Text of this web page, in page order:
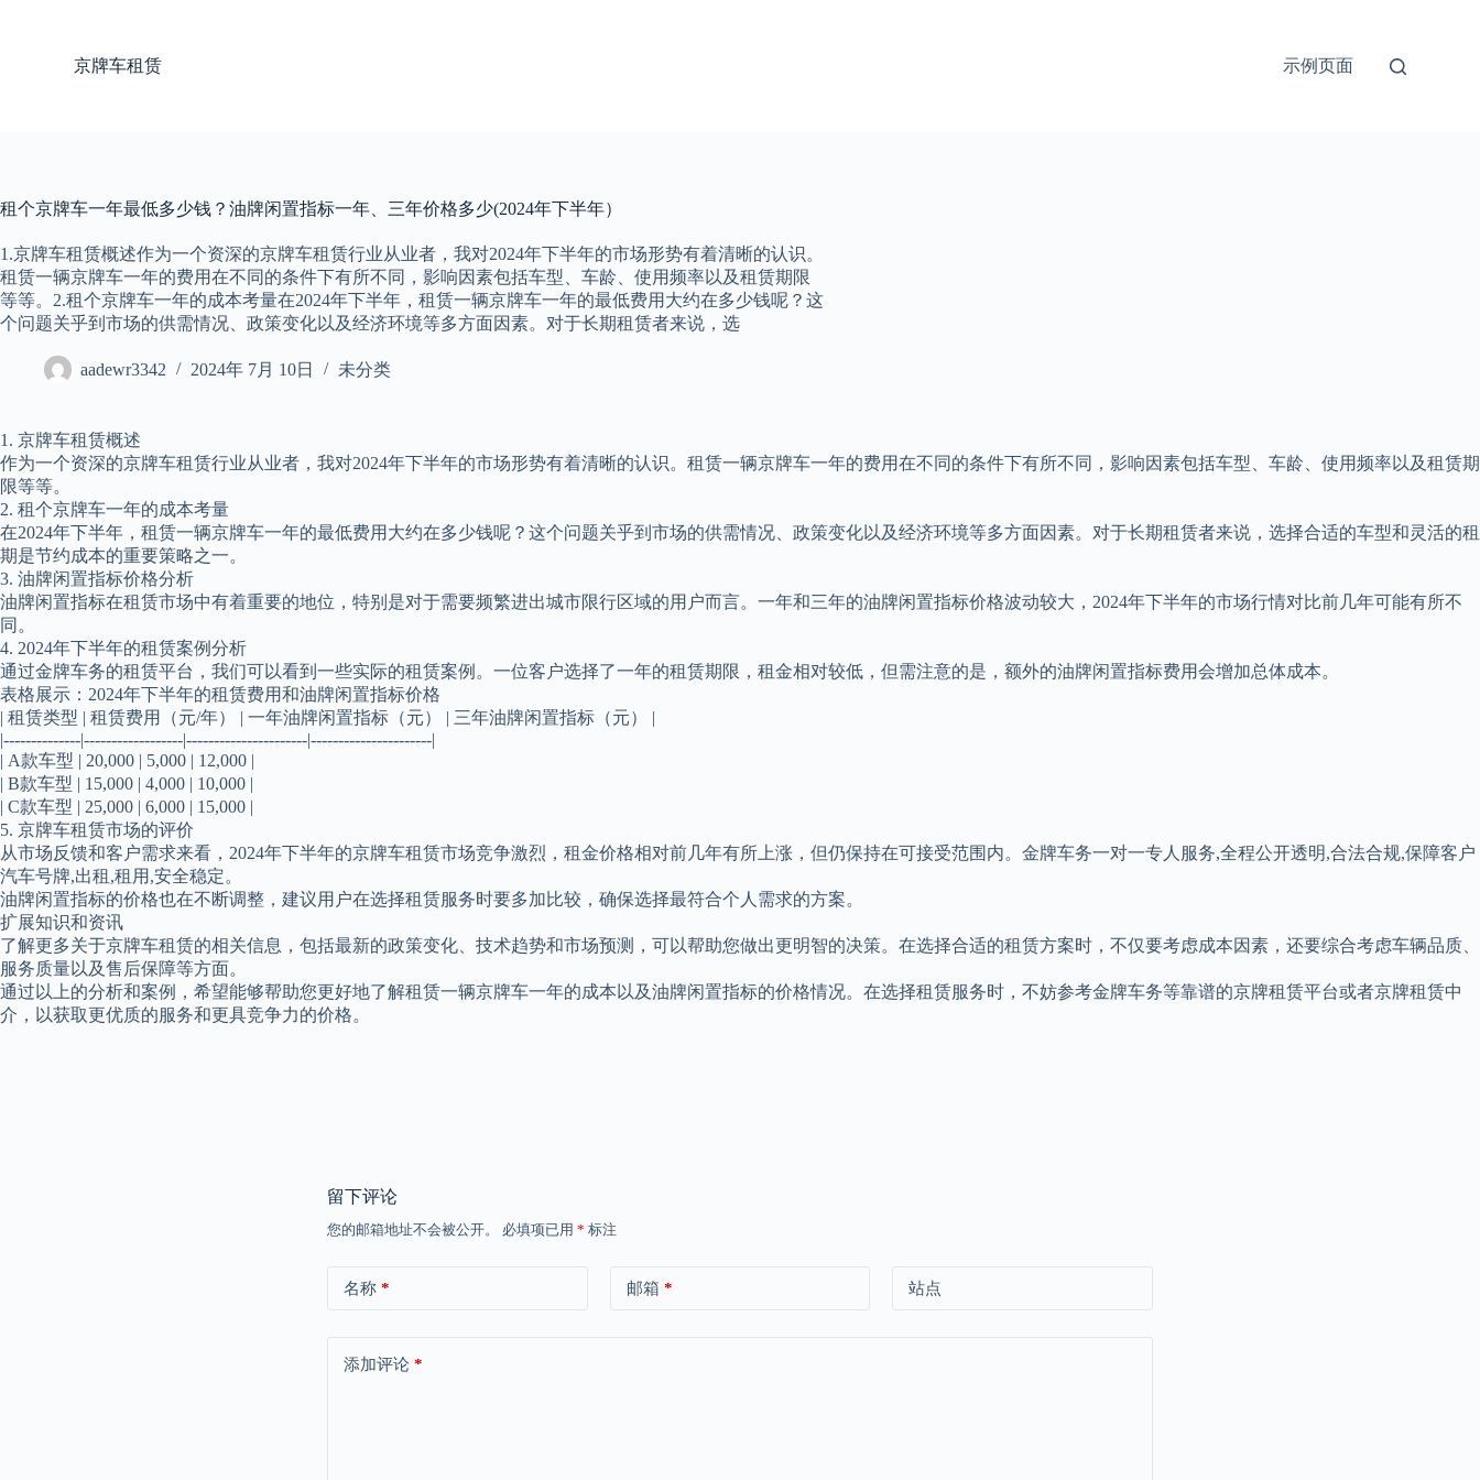
京牌车租赁 示例页面
租个京牌车一年最低多少钱？油牌闲置指标一年、三年价格多少(2024年下半年）
1.京牌车租赁概述作为一个资深的京牌车租赁行业从业者，我对2024年下半年的市场形势有着清晰的认识。
租赁一辆京牌车一年的费用在不同的条件下有所不同，影响因素包括车型、车龄、使用频率以及租赁期限
等等。2.租个京牌车一年的成本考量在2024年下半年，租赁一辆京牌车一年的最低费用大约在多少钱呢？这
个问题关乎到市场的供需情况、政策变化以及经济环境等多方面因素。对于长期租赁者来说，选
aadewr3342 2024年 7月 10日 未分类
1. 京牌车租赁概述
作为一个资深的京牌车租赁行业从业者，我对2024年下半年的市场形势有着清晰的认识。租赁一辆京牌车一年的费用在不同的条件下有所不同，影响因素包括车型、车龄、使用频率以及租赁期
限等等。
2. 租个京牌车一年的成本考量
在2024年下半年，租赁一辆京牌车一年的最低费用大约在多少钱呢？这个问题关乎到市场的供需情况、政策变化以及经济环境等多方面因素。对于长期租赁者来说，选择合适的车型和灵活的租
期是节约成本的重要策略之一。
3. 油牌闲置指标价格分析
油牌闲置指标在租赁市场中有着重要的地位，特别是对于需要频繁进出城市限行区域的用户而言。一年和三年的油牌闲置指标价格波动较大，2024年下半年的市场行情对比前几年可能有所不
同。
4. 2024年下半年的租赁案例分析
通过金牌车务的租赁平台，我们可以看到一些实际的租赁案例。一位客户选择了一年的租赁期限，租金相对较低，但需注意的是，额外的油牌闲置指标费用会增加总体成本。
表格展示：2024年下半年的租赁费用和油牌闲置指标价格
| 租赁类型 | 租赁费用（元/年） | 一年油牌闲置指标（元） | 三年油牌闲置指标（元） |
|--------------|------------------|----------------------|----------------------|
| A款车型 | 20,000 | 5,000 | 12,000 |
| B款车型 | 15,000 | 4,000 | 10,000 |
| C款车型 | 25,000 | 6,000 | 15,000 |
5. 京牌车租赁市场的评价
从市场反馈和客户需求来看，2024年下半年的京牌车租赁市场竞争激烈，租金价格相对前几年有所上涨，但仍保持在可接受范围内。金牌车务一对一专人服务,全程公开透明,合法合规,保障客户
汽车号牌,出租,租用,安全稳定。
油牌闲置指标的价格也在不断调整，建议用户在选择租赁服务时要多加比较，确保选择最符合个人需求的方案。
扩展知识和资讯
了解更多关于京牌车租赁的相关信息，包括最新的政策变化、技术趋势和市场预测，可以帮助您做出更明智的决策。在选择合适的租赁方案时，不仅要考虑成本因素，还要综合考虑车辆品质、
服务质量以及售后保障等方面。
通过以上的分析和案例，希望能够帮助您更好地了解租赁一辆京牌车一年的成本以及油牌闲置指标的价格情况。在选择租赁服务时，不妨参考金牌车务等靠谱的京牌租赁平台或者京牌租赁中
介，以获取更优质的服务和更具竞争力的价格。
留下评论
您的邮箱地址不会被公开。 必填项已用 * 标注
名称 * 邮箱 * 站点
添加评论 *